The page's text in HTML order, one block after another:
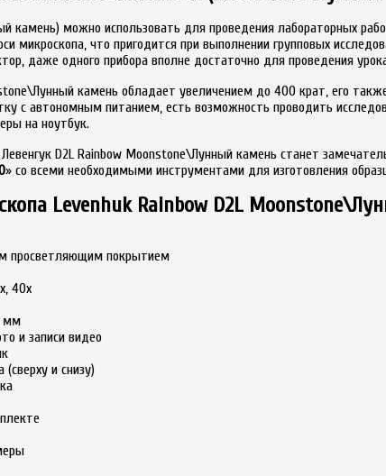
камень) можно использовать для проведения лабораторных
микроскопа, что пригодится при выполнении групповых
даже одного прибора вполне достаточно для проведения
камень обладает увеличением до 400 крат, его
с автономным питанием, есть возможность проводить
на ноутбук.
Левенгук D2L Rainbow Moonstone\Лунный камень станет
» со всеми необходимыми инструментами для изготовления
Levenhuk Rainbow D2L
просветляющим покрытием
40х
мм
и записи видео
и снизу)